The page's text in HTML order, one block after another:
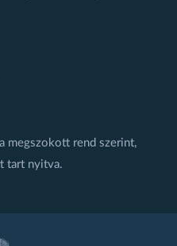
megszokott rend szerint,
tart nyitva.